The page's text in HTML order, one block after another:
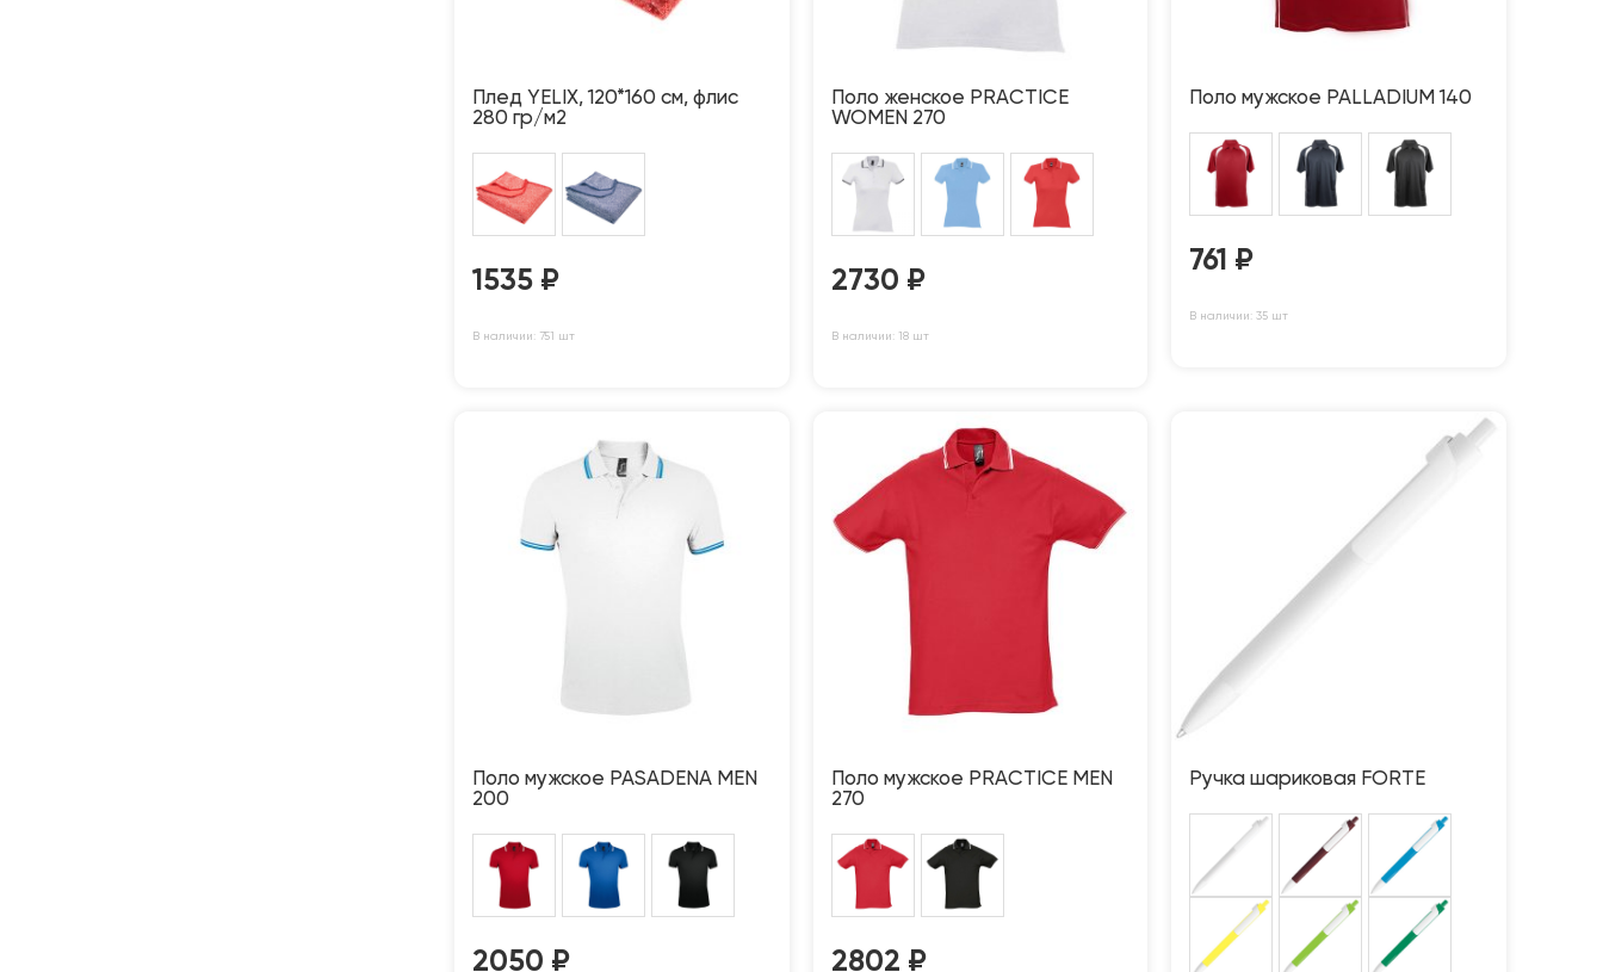
Плед YELIX, 120*160 см, флис
280 гр/м2
1535 ₽
В наличии: 751 шт
Поло женское PRACTICE
WOMEN 270
2730 ₽
В наличии: 18 шт
Поло мужское PALLADIUM 140
761 ₽
В наличии: 35 шт
Поло мужское PASADENA MEN
200
2050 ₽
Поло мужское PRACTICE MEN
270
2802 ₽
Ручка шариковая FORTE